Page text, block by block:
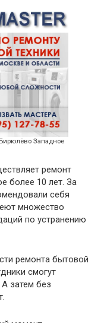
Западное
ремонт
более 10 лет. За
себя
множество
по устранению
ремонта бытовой
смогут
затем без